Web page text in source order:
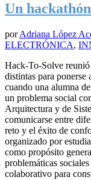
Un
porAdriana López
ELECTRÓNICA,
Hack-To-Solve reunió
distintas para ponerse
cuando una alumna
un problema social
Arquitectura y de
comunicarse entre
reto y el éxito de
organizado por
como propósito
problemáticas
colaborativo para